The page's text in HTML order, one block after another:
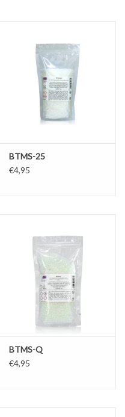
BTMS-25
€4,95
BTMS-Q
€4,95